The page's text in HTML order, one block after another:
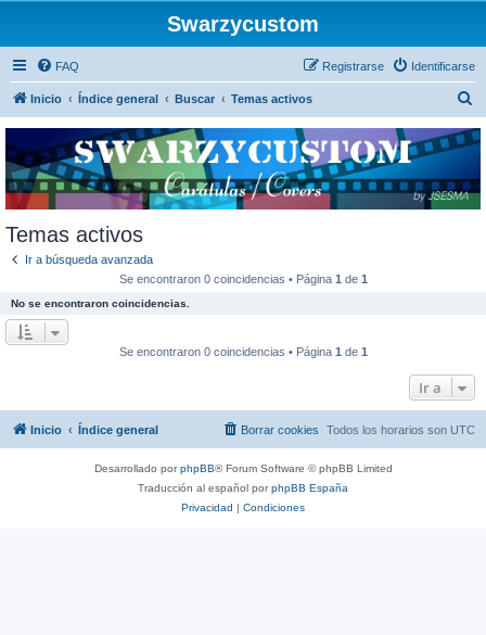
Swarzycustom
FAQ Identificarse
Registrarse
Inicio Índice general Buscar Temas activos
c
Temas activos
Ir a búsqueda avanzada
Se encontraron 0 coincidencias • Página 1de 1
No se encontraron coincidencias.
Se encontraron 0 coincidencias • Página 1de 1
Ir a
Inicio Índice general Todos los horarios son UTC
Borrar cookies
Desarrollado porphpBB® Forum Software © phpBB Limited
Traducción al español porphpBB España
Privacidad
Condiciones